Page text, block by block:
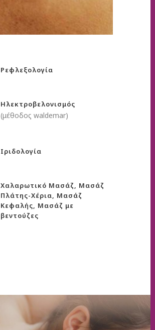
Ρεφλεξολογία
Ηλεκτροβελονισμός
(μέθοδος waldemar)
Ιριδολογία
Χαλαρωτικό Μασάζ, Μασάζ
Πλάτης-Χέρια, Μασάζ
Κεφαλής, Μασάζ με
βεντούζες